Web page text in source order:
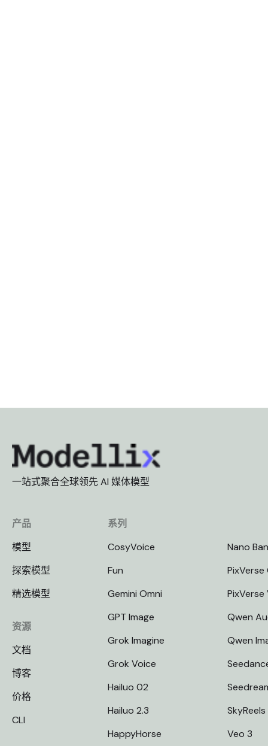
一站式聚合全球领先 AI 媒体模型
产品
模型
探索模型
精选模型
资源
文档
博客
价格
CLI
系列
CosyVoice
Fun
Gemini Omni
GPT Image
Grok Imagine
Grok Voice
Hailuo 02
Hailuo 2.3
HappyHorse
Nano
PixVerse
PixVerse
Qwen
Qwen
SkyReels
Veo 3